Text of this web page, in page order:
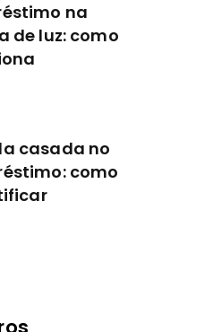
na
de luz: como
casada no
como